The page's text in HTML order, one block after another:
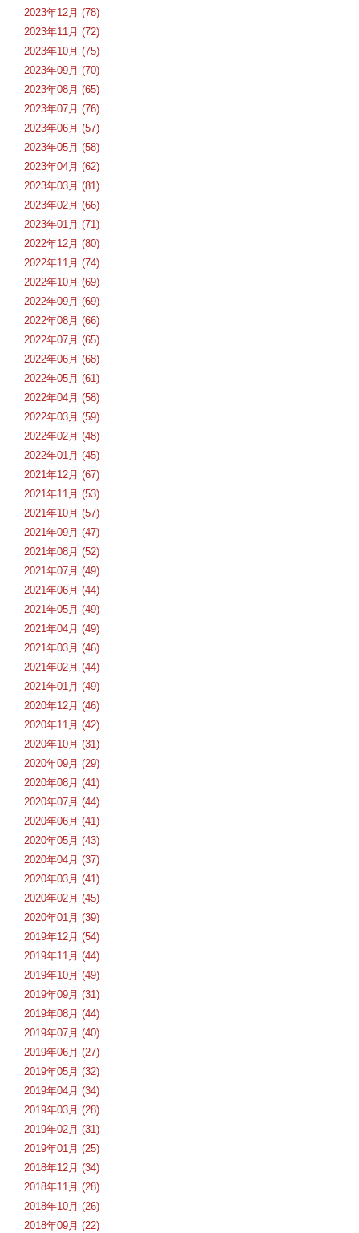
2023年12月 (78)
2023年11月 (72)
2023年10月 (75)
2023年09月 (70)
2023年08月 (65)
2023年07月 (76)
2023年06月 (57)
2023年05月 (58)
2023年04月 (62)
2023年03月 (81)
2023年02月 (66)
2023年01月 (71)
2022年12月 (80)
2022年11月 (74)
2022年10月 (69)
2022年09月 (69)
2022年08月 (66)
2022年07月 (65)
2022年06月 (68)
2022年05月 (61)
2022年04月 (58)
2022年03月 (59)
2022年02月 (48)
2022年01月 (45)
2021年12月 (67)
2021年11月 (53)
2021年10月 (57)
2021年09月 (47)
2021年08月 (52)
2021年07月 (49)
2021年06月 (44)
2021年05月 (49)
2021年04月 (49)
2021年03月 (46)
2021年02月 (44)
2021年01月 (49)
2020年12月 (46)
2020年11月 (42)
2020年10月 (31)
2020年09月 (29)
2020年08月 (41)
2020年07月 (44)
2020年06月 (41)
2020年05月 (43)
2020年04月 (37)
2020年03月 (41)
2020年02月 (45)
2020年01月 (39)
2019年12月 (54)
2019年11月 (44)
2019年10月 (49)
2019年09月 (31)
2019年08月 (44)
2019年07月 (40)
2019年06月 (27)
2019年05月 (32)
2019年04月 (34)
2019年03月 (28)
2019年02月 (31)
2019年01月 (25)
2018年12月 (34)
2018年11月 (28)
2018年10月 (26)
2018年09月 (22)